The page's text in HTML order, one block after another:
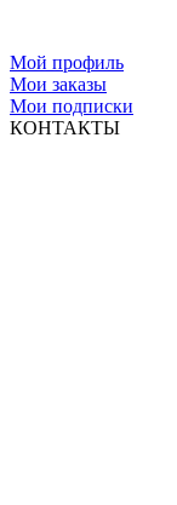
Мой профиль
Мои заказы
Мои подписки
КОНТАКТЫ